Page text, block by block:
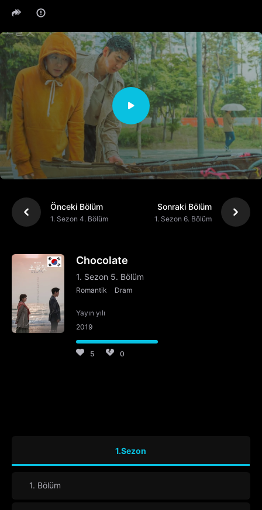
Önceki Bölüm
1. Sezon 4. Bölüm
Sonraki Bölüm
1. Sezon 6. Bölüm
Chocolate
1. Sezon 5. Bölüm
Romantik Dram
Yayın yılı
2019
5 0
1.Sezon
1. Bölüm